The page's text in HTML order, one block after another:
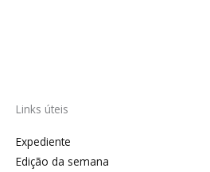
Links úteis
Expediente
Edição da semana